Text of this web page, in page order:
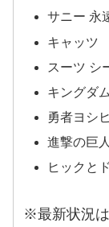
サニー 永
キャッツ
スーツ シ
キングダム
勇者ヨシ
進撃の巨
ヒックと
※最新状況